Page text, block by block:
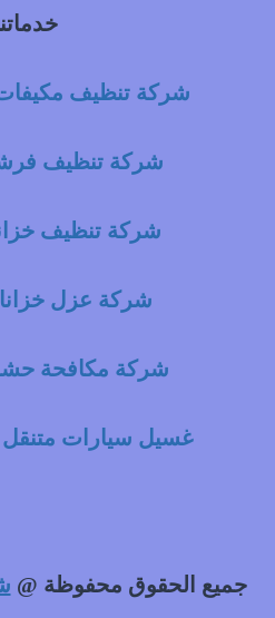
شركة تنظيف
شركة تنظيف
شركة تنظيف
شركة عزل
شركة مكافحة
غسيل سيارات متنقل
جميع الحقوق محفوظة @